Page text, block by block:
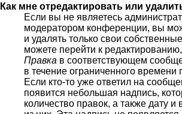
Как мне отредактировать или
Если вы не являетесь
модератором конференции, вы
и удалять только свои
можете перейти к
Правка в соответствующем
в течение ограниченного времени
Если кто-то уже ответил на
появится небольшая надпись,
количество правок, а также дату